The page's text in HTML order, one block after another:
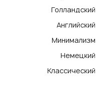
Голландский
Английский
Минимализм
Немецкий
Классический